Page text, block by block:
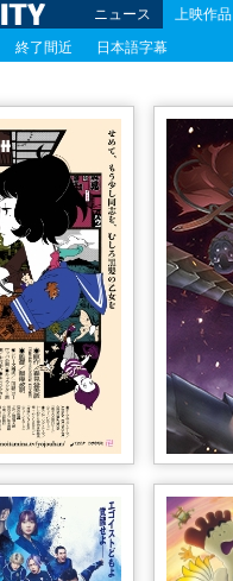
ニュース 上映作品
終了間近 日本語字幕